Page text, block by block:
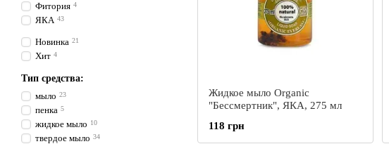
Жидкое мыло Organic
"Бессмертник", ЯКА, 275 мл
118 грн
Фитория 4
ЯКА 43
Новинка 21
Хит 4
Тип средства:
мыло 23
пенка 5
жидкое мыло 10
твердое мыло 34